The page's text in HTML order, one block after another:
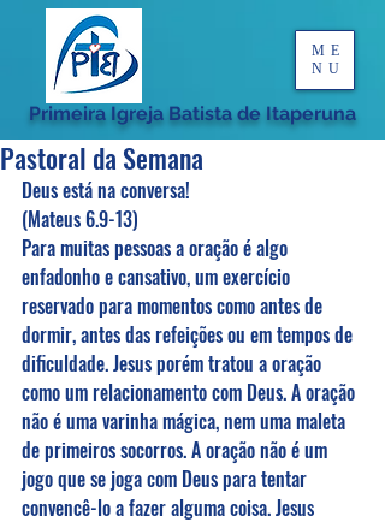
Primeira Igreja Batista de Itaperuna
ME
NU
Pastoral da Semana
Deus está na conversa!
(Mateus 6.9-13)
Para muitas pessoas a oração é algo
enfadonho e cansativo, um exercício
reservado para momentos como antes de
dormir, antes das refeições ou em tempos de
dificuldade. Jesus porém tratou a oração
como um relacionamento com Deus. A oração
não é uma varinha mágica, nem uma maleta
de primeiros socorros. A oração não é um
jogo que se joga com Deus para tentar
convencê-lo a fazer alguma coisa. Jesus